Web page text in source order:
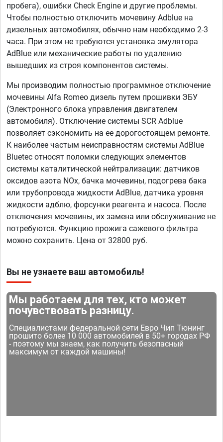
пробега), ошибки Check Engine и другие проблемы.
Чтобы полностью отключить мочевину Adblue на
дизельных автомобилях, обычно нам необходимо 2-3
часа. При этом не требуются установка эмулятора
AdBlue или механические работы по удалению
вышедших из строя компонентов системы.
Мы производим полностью программное отключение
мочевины Alfa Romeo дизель путем прошивки ЭБУ
(Электронного блока управления двигателем
автомобиля). Отключение системы SCR Adblue
позволяет сэкономить на ее дорогостоящем ремонте.
К наиболее частым неисправностям системы AdBlue
Bluetec относят поломки следующих элементов
системы каталитической нейтрализации: датчиков
оксидов азота NOx, бачка мочевины, подогрева бака
или трубопровода жидкости AdBlue, датчика уровня
жидкости адблю, форсунки реагента и насоса. После
отключения мочевины, их замена или обслуживание не
потребуются. Функцию прожига сажевого фильтра
можно сохранить. Цена от 32800 руб.
Вы не узнаете ваш автомобиль!
Мы работаем для тех, кто может
почувствовать разницу.
Специалистами федеральной сети Евро Чип Тюнинг
прошито более 10 000 автомобилей в 50+ городах РФ
- поэтому мы знаем, как получить безопасный
максимум от каждой машины!